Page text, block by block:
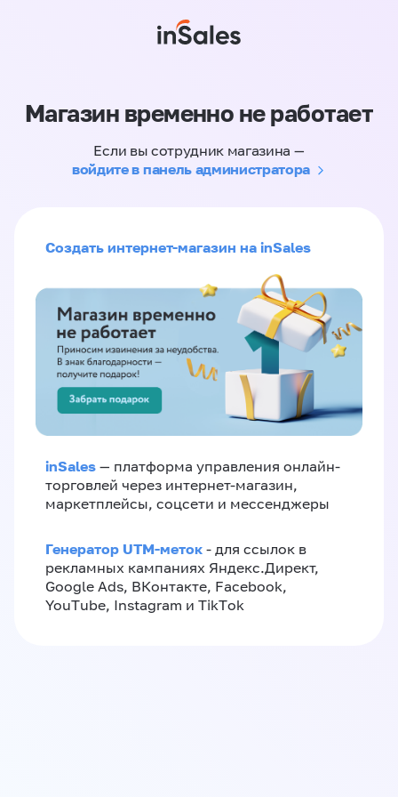
Магазин временно не работает
Если вы сотрудник магазина —
войдите в панель администратора
Создать интернет-магазин на inSales
inSales — платформа управления онлайн-
торговлей через интернет-магазин,
маркетплейсы, соцсети и мессенджеры
Генератор UTM-меток - для ссылок в
рекламных кампаниях Яндекс.Директ,
Google Ads, ВКонтакте, Facebook,
YouTube, Instagram и TikTok